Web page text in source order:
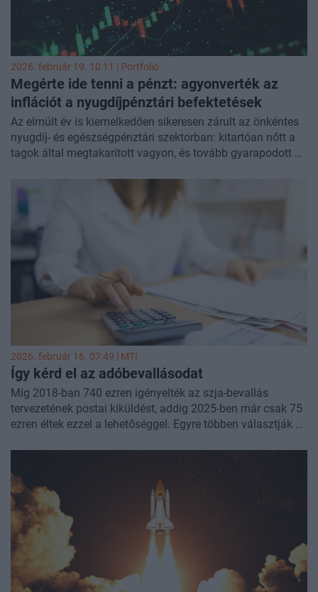
2026. február 19. 10:11 | Portfolio
Megérte ide tenni a pénzt: agyonverték az
inflációt a nyugdíjpénztári befektetések
Az elmúlt év is kiemelkedően sikeresen zárult az önkéntes
nyugdíj- és egészségpénztári szektorban: kitartóan nőtt a
tagok által megtakarított vagyon, és tovább gyarapodott a
Szövetsége (ÖPOSZ). A nyugdíjkasszák újra az inflációt
jóval meghaladó hozamot írtak jóvá tagjaik számára, az
egészségkasszák lakáscélú jelzáloghitelek törlesztéséhez
kapcsolódó kifizetései pedig megduplázódtak.
2026. február 16. 07:49 | MTI
Így kérd el az adóbevallásodat
Míg 2018-ban 740 ezren igényelték az szja-bevallás
tervezetének postai kiküldést, addig 2025-ben már csak 75
ezren éltek ezzel a lehetőséggel. Egyre többen választják a
még egy hónapig kérheti a postázását - hívta fel a
figyelmet hétfői közleményében a Nemzeti Adó- és
Vámhivatal (NAV).